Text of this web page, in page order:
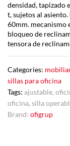
densidad, tapizado
t, sujetos al
60mm. mecanismo
bloqueo de
tensora de
Categories:
sillas para oficina
Tags: ajustable,
oficina, silla
Brand: ofigrup